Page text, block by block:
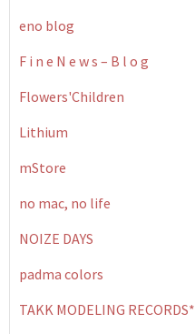
eno blog
F i n e N e w s – B l o g
Flowers'Children
Lithium
mStore
no mac, no life
NOIZE DAYS
padma colors
TAKK MODELING RECORDS*